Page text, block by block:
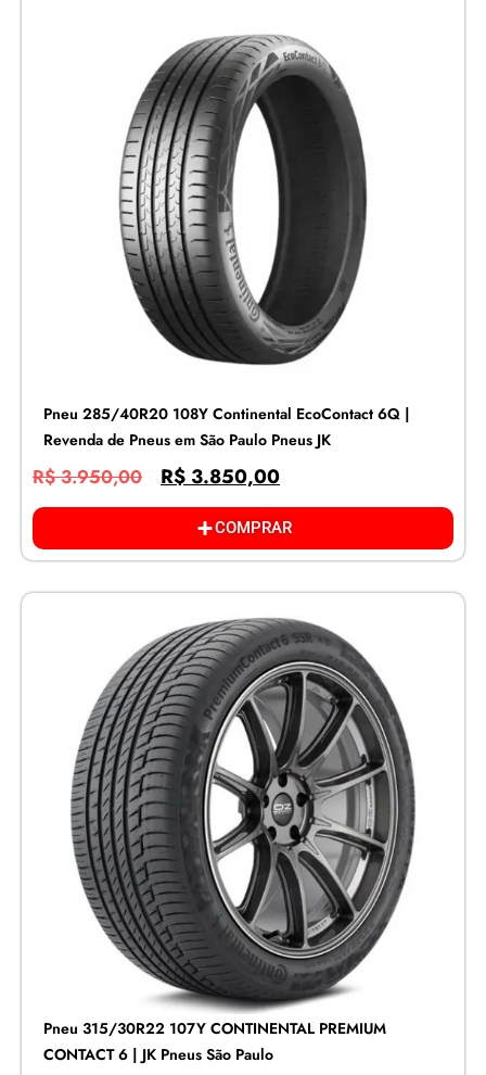
Pneu 285/40R20 108Y Continental EcoContact 6Q |
Revenda de Pneus em São Paulo Pneus JK
R$3.950,00 R$ 3.850,00
COMPRAR
Pneu 315/30R22 107Y CONTINENTAL PREMIUM
CONTACT 6 | JK Pneus São Paulo